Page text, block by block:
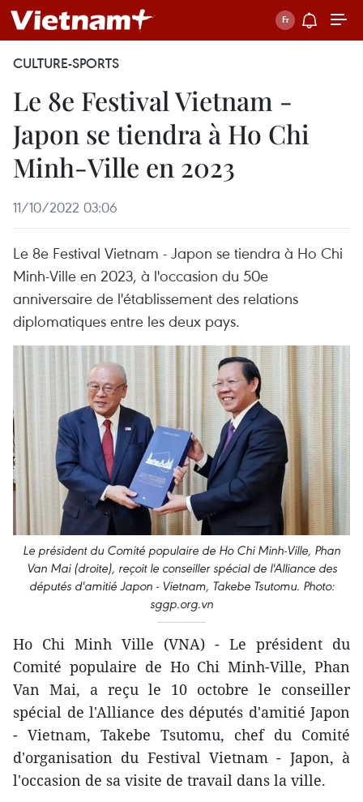
CULTURE-SPORTS
Le 8e Festival Vietnam -
Japon se tiendra à Ho Chi
Minh-Ville en 2023
11/10/2022 03:06
Le 8e Festival Vietnam - Japon se tiendra à Ho Chi
Minh-Ville en 2023, à l'occasion du 50e
anniversaire de l'établissement des relations
diplomatiques entre les deux pays.
Le président du Comité populaire de Ho Chi Minh-Ville, Phan
Van Mai (droite), reçoit le conseiller spécial de l'Alliance des
députés d'amitié Japon - Vietnam, Takebe Tsutomu. Photo:
sggp.org.vn
Ho Chi Minh Ville (VNA) - Le président du
Comité populaire de Ho Chi Minh-Ville, Phan
Van Mai, a reçu le 10 octobre le conseiller
spécial de l'Alliance des députés d'amitié Japon
- Vietnam, Takebe Tsutomu, chef du Comité
d'organisation du Festival Vietnam - Japon, à
l'occasion de sa visite de travail dans la ville.